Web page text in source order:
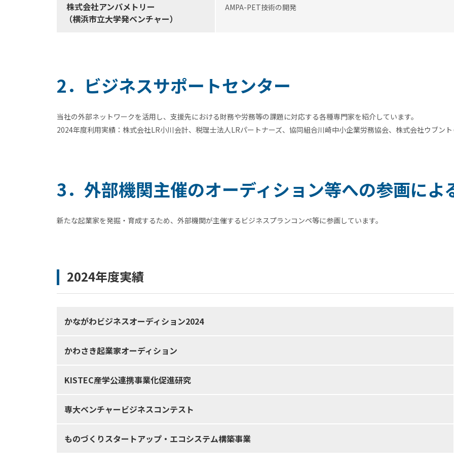
株式会社アンパメトリー
（横浜市立大学発ベンチャー）
AMPA-PET技術の開発
2．ビジネスサポートセンター
当社の外部ネットワークを活用し、支援先における財務や労務等の課題に対応する各種専門家を紹介しています。
2024年度利用実績：株式会社LR小川会計、税理士法人LRパートナーズ、協同組合川崎中小企業労務協会、株式会社ウブント
3．外部機関主催のオーディション等への参画によ
新たな起業家を発掘・育成するため、外部機関が主催するビジネスプランコンペ等に参画しています。
2024年度実績
かながわビジネスオーディション2024
かわさき起業家オーディション
KISTEC産学公連携事業化促進研究
専大ベンチャービジネスコンテスト
ものづくりスタートアップ・エコシステム構築事業